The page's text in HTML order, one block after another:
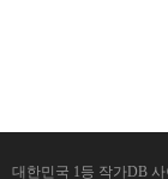
대한민국 1등 작가DB